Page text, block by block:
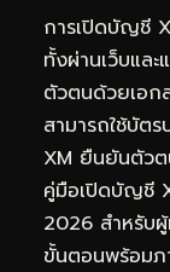
การเปิดบัญชี
ทั้งผ่านเว็บแล
ตัวตนด้วยเอก
สามารถใช้บัต
XM ยืนยันตัว
คู่มือเปิดบัญชี
2026 สำหรับ
ขั้นตอนพร้อมภ